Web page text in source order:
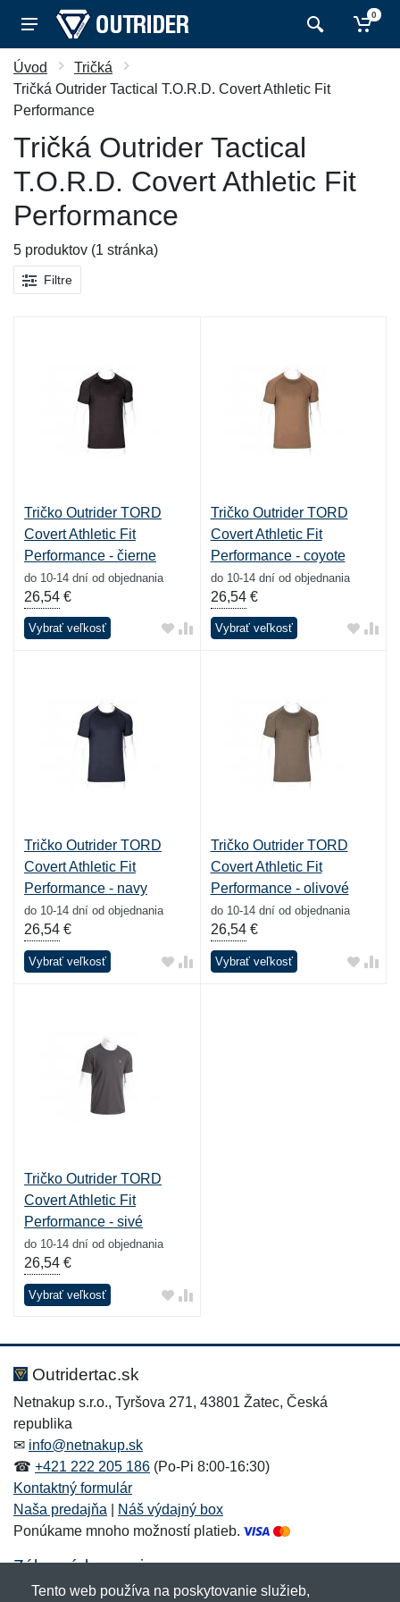
0
Úvod
Tričká
Tričká Outrider Tactical T.O.R.D. Covert Athletic Fit
Performance
Tričká Outrider Tactical
T.O.R.D. Covert Athletic Fit
Performance
5 produktov (1 stránka)
Filtre
Tričko Outrider TORD
Covert Athletic Fit
Performance - čierne
do 10-14 dní od objednania
26,54 €
Vybrať veľkosť
Tričko Outrider TORD
Covert Athletic Fit
Performance - coyote
do 10-14 dní od objednania
26,54€
Vybrať veľkosť
Tričko Outrider TORD
Covert Athletic Fit
Performance - navy
do 10-14 dní od objednania
26,54 €
Vybrať veľkosť
Tričko Outrider TORD
Covert Athletic Fit
Performance - olivové
do 10-14 dní od objednania
26,54€
Vybrať veľkosť
Tričko Outrider TORD
Covert Athletic Fit
Performance - sivé
do 10-14 dní od objednania
26,54 €
Vybrať veľkosť
Outridertac.sk
Netnakup s.r.o., Tyršova 271, 43801 Žatec, Česká
republika
✉ info@netnakup.sk
☎ +421 222 205 186 (Po-Pi 8:00-16:30)
Kontaktný formulár
Naša predajňa
Náš výdajný box
Ponúkame mnoho možností platieb.
Zákaznícky servis
Novinky emailom
Tento web používa na poskytovanie služieb,